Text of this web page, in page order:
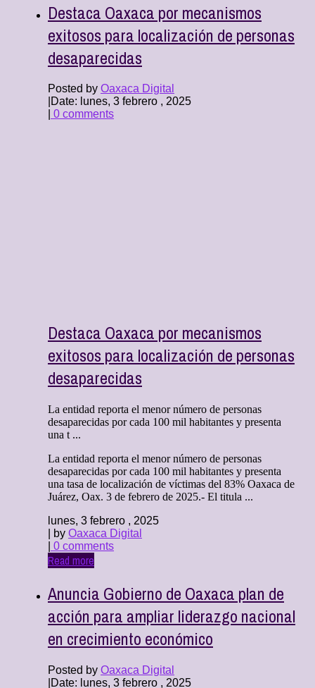
Destaca Oaxaca por mecanismos
exitosos para localización de personas
desaparecidas
Posted by Oaxaca Digital
Date: lunes, 3 febrero , 2025
0 comments
Destaca Oaxaca por mecanismos
exitosos para localización de personas
desaparecidas
La entidad reporta el menor número de personas
desaparecidas por cada 100 mil habitantes y presenta
una t ...
La entidad reporta el menor número de personas
desaparecidas por cada 100 mil habitantes y presenta
una tasa de localización de víctimas del 83% Oaxaca de
Juárez, Oax. 3 de febrero de 2025.- El titula ...
lunes, 3 febrero , 2025
| by Oaxaca Digital
0 comments
Read more
Anuncia Gobierno de Oaxaca plan de
acción para ampliar liderazgo nacional
en crecimiento económico
Posted by Oaxaca Digital
Date: lunes, 3 febrero , 2025